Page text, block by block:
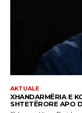
AKTUALE
XHANDARMËRIA E
SHTETËRORE APO